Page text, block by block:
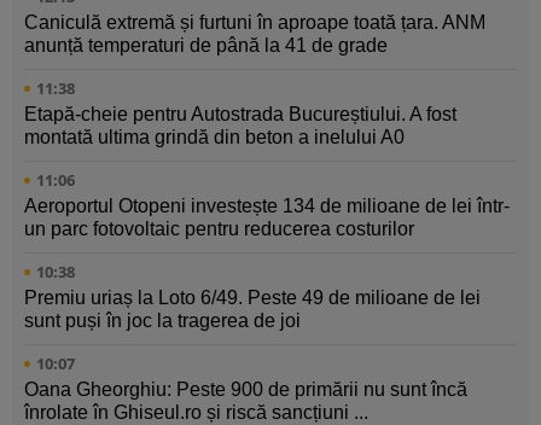
Caniculă extremă și furtuni în aproape toată țara. ANM
anunță temperaturi de până la 41 de grade
11:38
Etapă-cheie pentru Autostrada Bucureștiului. A fost
montată ultima grindă din beton a inelului A0
11:06
Aeroportul Otopeni investește 134 de milioane de lei într-
un parc fotovoltaic pentru reducerea costurilor
10:38
Premiu uriaș la Loto 6/49. Peste 49 de milioane de lei
sunt puși în joc la tragerea de joi
10:07
Oana Gheorghiu: Peste 900 de primării nu sunt încă
înrolate în Ghiseul.ro și riscă sancțiuni ...